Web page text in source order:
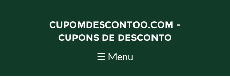
CUPOMDESCONTOO.COM -
CUPONS DE DESCONTO
☰ Menu